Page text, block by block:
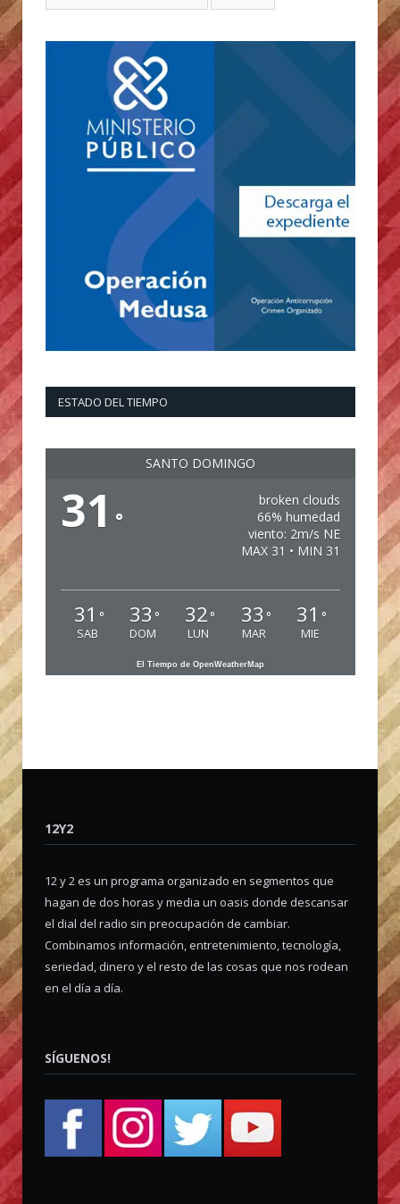
ESTADO DEL TIEMPO
SANTO DOMINGO
31 °
broken clouds
66% humedad
viento: 2m/s NE
MAX 31 • MIN 31
31 °
SAB
33 °
DOM
32 °
LUN
33 °
MAR
31 °
MIE
El Tiempo de OpenWeatherMap
12Y2
12 y 2 es un programa organizado en segmentos que
hagan de dos horas y media un oasis donde descansar
el dial del radio sin preocupación de cambiar.
Combinamos información, entretenimiento, tecnología,
seriedad, dinero y el resto de las cosas que nos rodean
en el día a día.
SÍGUENOS!